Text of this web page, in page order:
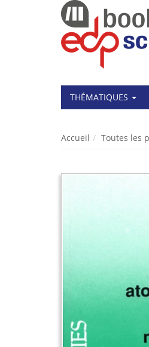
THÉMATIQUES
Accueil Toutes les